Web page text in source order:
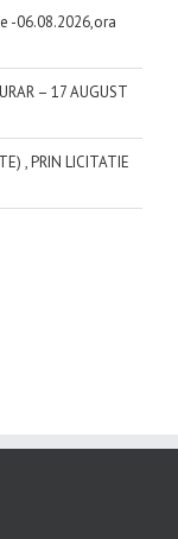
-06.08.2026,ora
– 17 AUGUST
, PRIN LICITATIE